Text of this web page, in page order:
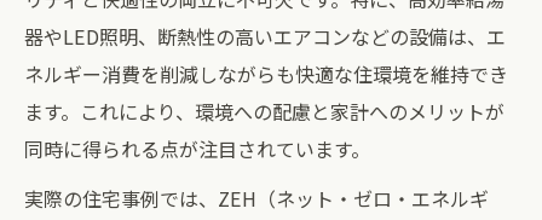
器やLED照明、断熱性の高いエアコンなどの設備は、エ
ネルギー消費を削減しながらも快適な住環境を維持でき
ます。これにより、環境への配慮と家計へのメリットが
同時に得られる点が注目されています。
実際の住宅事例では、ZEH（ネット・ゼロ・エネルギ